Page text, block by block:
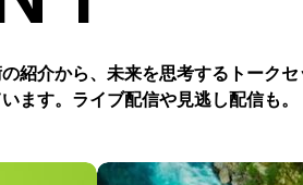
紹介から、未来を思考するトークセ
ます。ライブ配信や見逃し配信も。